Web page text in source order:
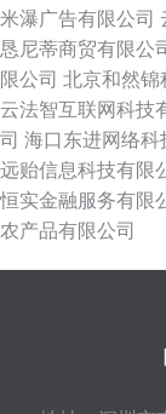
米瀑广告有限公司
恳尼蒂商贸有限公
限公司 北京和然锦
云法智互联网科技
司 海口东进网络科
远贻信息科技有限
恒实金融服务有限
农产品有限公司